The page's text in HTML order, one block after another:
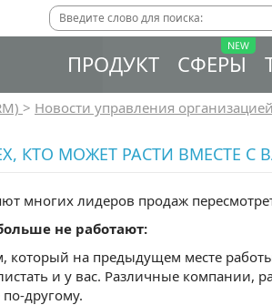
ПРОДУКТ СФЕРЫ
> Новости управления организацией
КТО МОЖЕТ РАСТИ ВМЕСТЕ С
многих лидеров продаж
не работают:
который на предыдущем месте
и у вас. Различные
другому.